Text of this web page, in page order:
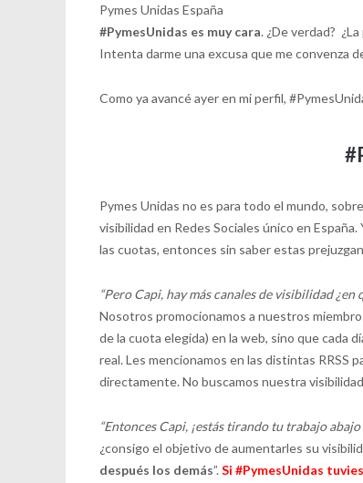
Pymes Unidas España
#PymesUnidas es muy cara. ¿De verdad?
Intenta darme una excusa que me convenza
Como ya avancé ayer en mi perfil,
Pymes Unidas no es para todo el mundo,
visibilidad en Redes Sociales único en
las cuotas, entonces sin saber estas
“Pero Capi, hay más canales de visibilidad
Nosotros promocionamos a nuestros
de la cuota elegida) en la web, sino que cada
real. Les mencionamos en las distintas RRSS
directamente. No buscamos nuestra
“Entonces Capi, ¡estás tirando tu trabajo
¿consigo el objetivo de aumentarles su
después los demás”.Si #PymesUnidas